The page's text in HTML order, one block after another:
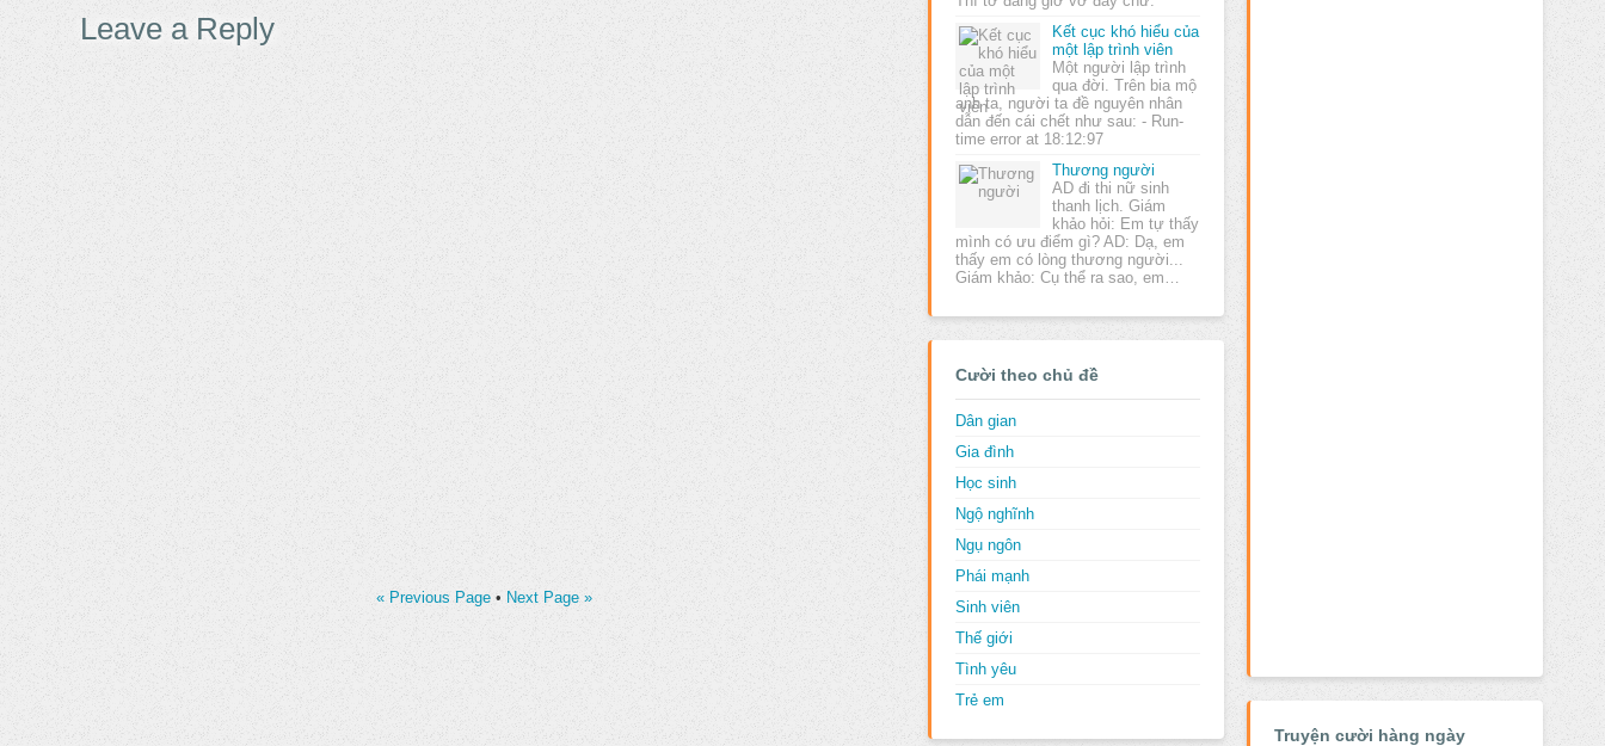
Leave a Reply
« Previous Page • Next Page »
Kết cục khó hiểu của
một lập trình viên
Một người lập trình
qua đời. Trên bia mộ
anh ta, người ta đề nguyên nhân
dẫn đến cái chết như sau: - Run-
time error at 18:12:97
Thương người
AD đi thi nữ sinh
thanh lịch. Giám
khảo hỏi: Em tự thấy
mình có ưu điểm gì? AD: Dạ, em
thấy em có lòng thương người...
Giám khảo: Cụ thể ra sao, em…
Cười theo chủ đề
Dân gian
Gia đình
Học sinh
Ngộ nghĩnh
Ngụ ngôn
Phái mạnh
Sinh viên
Thế giới
Tình yêu
Trẻ em
Truyện cười hàng ngày